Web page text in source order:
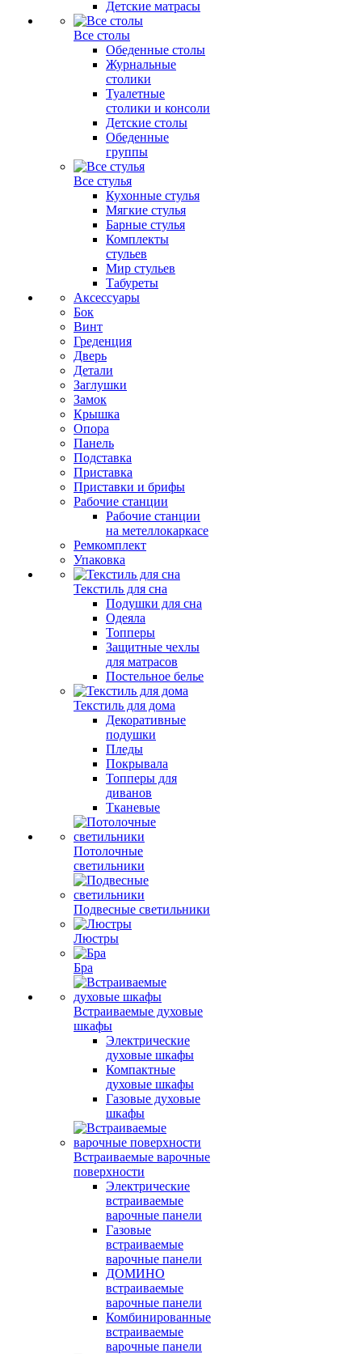
Детские матрасы
Все столы
Обеденные столы
Журнальные
столики
Туалетные
столики и консоли
Детские столы
Обеденные
группы
Все стулья
Кухонные стулья
Мягкие стулья
Барные стулья
Комплекты
стульев
Мир стульев
Табуреты
Аксессуары
Бок
Винт
Греденция
Дверь
Детали
Заглушки
Замок
Крышка
Опора
Панель
Подставка
Приставка
Приставки и брифы
Рабочие станции
Рабочие станции
на метеллокаркасе
Ремкомплект
Упаковка
Текстиль для сна
Подушки для сна
Одеяла
Топперы
Защитные чехлы
для матрасов
Постельное белье
Текстиль для дома
Декоративные
подушки
Пледы
Покрывала
Топперы для
диванов
Тканевые
Потолочные
светильники
Подвесные светильники
Люстры
Бра
Встраиваемые духовые
шкафы
Электрические
духовые шкафы
Компактные
духовые шкафы
Газовые духовые
шкафы
Встраиваемые варочные
поверхности
Электрические
встраиваемые
варочные панели
Газовые
встраиваемые
варочные панели
ДОМИНО
встраиваемые
варочные панели
Комбинированные
встраиваемые
варочные панели